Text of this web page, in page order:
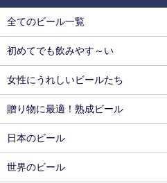
全てのビール一覧
初めてでも飲みやす～い
女性にうれしいビールたち
贈り物に最適！熟成ビール
日本のビール
世界のビール